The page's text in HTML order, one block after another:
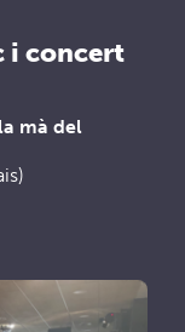
i concert
mà del